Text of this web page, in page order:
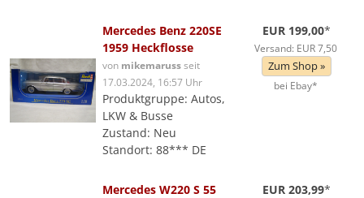
Mercedes Benz 220SE
1959 Heckflosse
von mikemarussseit
17.03.2024, 16:57 Uhr
Produktgruppe: Autos,
LKW & Busse
Zustand: Neu
Standort: 88*** DE
EUR 199,00*
Versand: EUR 7,50
Zum Shop »
bei Ebay*
Mercedes W220 S 55
EUR 203,99*